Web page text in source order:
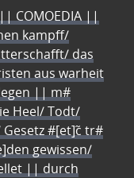
COMOEDIA ||
kampff/
das
aus warheit
|| m#
Heel/ Todt/
#[et]c̃ tr#
gewissen/
|| durch